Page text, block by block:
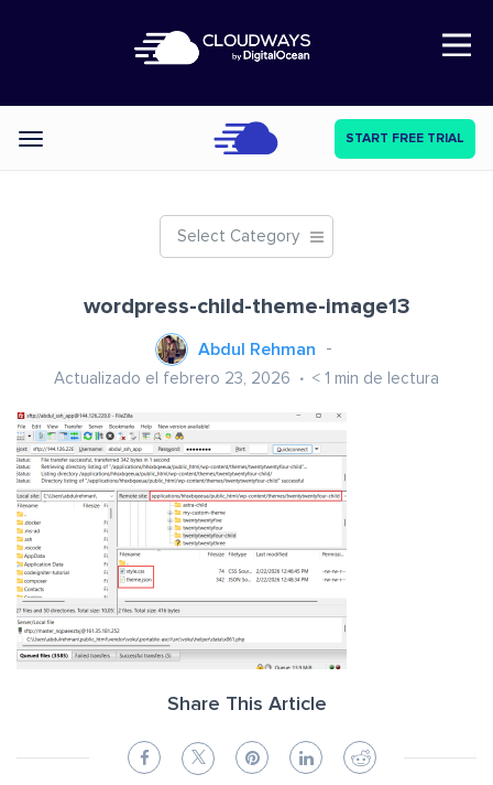
Open Nav
Categories START FREE TRIAL
Select Category
wordpress-child-theme-image13
Abdul Rehman
Actualizado el febrero 23, 2026 < 1 min de lectura
Share This Article